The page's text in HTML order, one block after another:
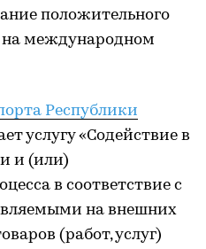
положительного
международном
Республики
услугу «Содействие в
и (или)
в соответствие с
на внешних
(работ, услуг)